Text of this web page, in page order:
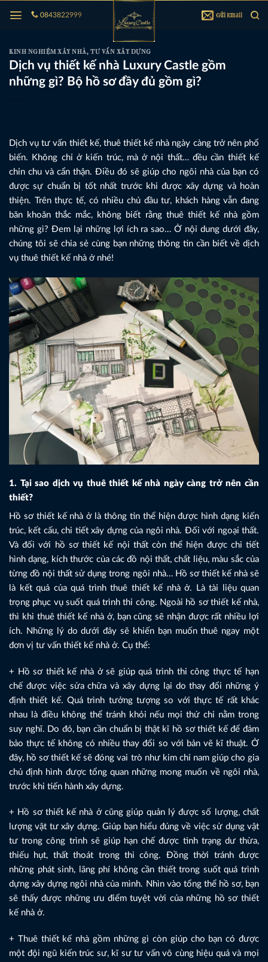
qua
dung
0843822999 Gửi Email
KINH NGHIỆM XÂY NHÀ,TƯ VẤN XÂY DỰNG
Dịch vụ thiết kế nhà Luxury Castle gồm
những gì? Bộ hồ sơ đầy đủ gồm gì?
Dịch vụ tư vấn thiết kế, thuê thiết kế nhà ngày càng trở nên phổ
biến. Không chỉ ở kiến trúc, mà ở nội thất… đều cần thiết kế
chỉn chu và cẩn thận. Điều đó sẽ giúp cho ngôi nhà của bạn có
được sự chuẩn bị tốt nhất trước khi được xây dựng và hoàn
thiện. Trên thực tế, có nhiều chủ đầu tư, khách hàng vẫn đang
băn khoăn thắc mắc, không biết rằng thuê thiết kế nhà gồm
những gì? Đem lại những lợi ích ra sao… Ở nội dung dưới đây,
chúng tôi sẽ chia sẻ cùng bạn những thông tin cần biết về dịch
vụ thuê thiết kế nhà ở nhé!
1. Tại sao dịch vụ thuê thiết kế nhà ngày càng trở nên cần
thiết?
Hồ sơ thiết kế nhà ở là thông tin thể hiện được hình dạng kiến
trúc, kết cấu, chi tiết xây dựng của ngôi nhà. Đối với ngoại thất.
Và đối với hồ sơ thiết kế nội thất còn thể hiện được chi tiết
hình dạng, kích thước của các đồ nội thất, chất liệu, màu sắc của
từng đồ nội thất sử dụng trong ngôi nhà… Hồ sơ thiết kế nhà sẽ
là kết quả của quá trình thuê thiết kế nhà ở. Là tài liệu quan
trọng phục vụ suốt quá trình thi công. Ngoài hồ sơ thiết kế nhà,
thì khi thuê thiết kế nhà ở, bạn cũng sẽ nhận được rất nhiều lợi
ích. Những lý do dưới đây sẽ khiến bạn muốn thuê ngay một
đơn vị tư vấn thiết kế nhà ở. Cụ thể:
+ Hồ sơ thiết kế nhà ở sẽ giúp quá trình thi công thực tế hạn
chế được việc sửa chữa và xây dựng lại do thay đổi những ý
định thiết kế. Quá trình tưởng tượng so với thực tế rất khác
nhau là điều không thể tránh khỏi nếu mọi thứ chỉ nằm trong
suy nghĩ. Do đó, bạn cần chuẩn bị thật kĩ hồ sơ thiết kế để đảm
bảo thực tế không có nhiều thay đổi so với bản vẽ kĩ thuật. Ở
đây, hồ sơ thiết kế sẽ đóng vai trò như kim chỉ nam giúp cho gia
chủ định hình được tổng quan những mong muốn về ngôi nhà,
trước khi tiến hành xây dựng.
+ Hồ sơ thiết kế nhà ở cũng giúp quản lý được số lượng, chất
lượng vật tư xây dựng. Giúp bạn hiểu đúng về việc sử dụng vật
tư trong công trình sẽ giúp hạn chế được tình trạng dư thừa,
thiếu hụt, thất thoát trong thi công. Đồng thời tránh được
những phát sinh, lãng phí không cần thiết trong suốt quá trình
dựng xây dựng ngôi nhà của mình. Nhìn vào tổng thể hồ sơ, bạn
sẽ thấy được những ưu điểm tuyệt vời của những hồ sơ thiết
kế nhà ở.
+ Thuê thiết kế nhà gồm những gì còn giúp cho bạn có được
một đội ngũ kiến trúc sư, kĩ sư tư vấn vô cùng hiệu quả và mọi